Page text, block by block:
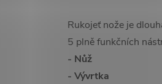
Rukojeť nože je
5 plně funkčních
- Nůž
- Vývrtka